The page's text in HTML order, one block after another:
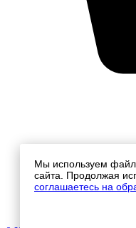
Мы используем
сайта. Продолжая
соглашаетесь на